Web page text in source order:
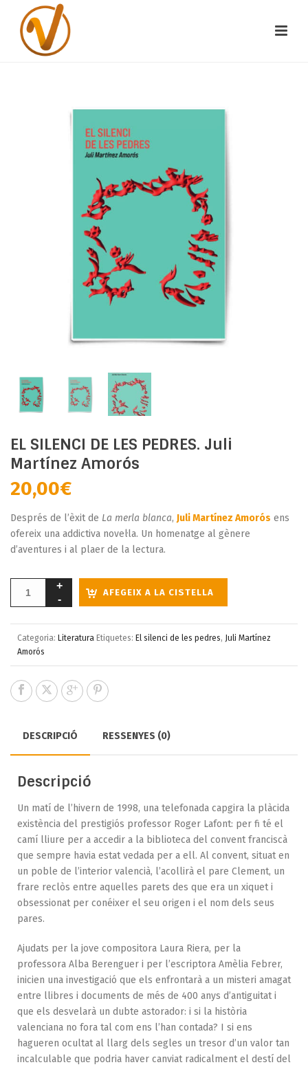
EL SILENCI DE LES PEDRES. Juli
Martínez Amorós
20,00€
Després de l’èxit de La merla blanca, Juli Martínez Amorós ens
ofereix una addictiva novel·la. Un homenatge al gènere
d’aventures i al plaer de la lectura.
AFEGEIX A LA CISTELLA
Categoria: Literatura Etiquetes: El silenci de les pedres, Juli Martínez
Amorós
DESCRIPCIÓ RESSENYES (0)
Descripció
Un matí de l’hivern de 1998, una telefonada capgira la plàcida
existència del prestigiós professor Roger Lafont: per fi té el
camí lliure per a accedir a la biblioteca del convent franciscà
que sempre havia estat vedada per a ell. Al convent, situat en
un poble de l’interior valencià, l’acollirà el pare Clement, un
frare reclòs entre aquelles parets des que era un xiquet i
obsessionat per conéixer el seu origen i el nom dels seus
pares.
Ajudats per la jove compositora Laura Riera, per la
professora Alba Berenguer i per l’escriptora Amèlia Febrer,
inicien una investigació que els enfrontarà a un misteri amagat
entre llibres i documents de més de 400 anys d’antiguitat i
que els desvelarà un dubte astorador: i si la història
valenciana no fora tal com ens l’han contada? I si ens
hagueren ocultat al llarg dels segles un tresor d’un valor tan
incalculable que podria haver canviat radicalment el destí del